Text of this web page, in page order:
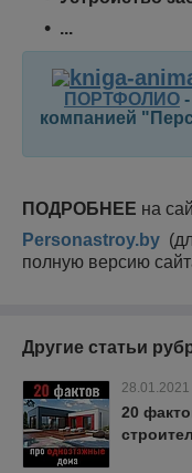
...
ПОРТФОЛИО
компанией
ПОДРОБНЕЕ на
Personastroy.by
полную версию
Другие статьи
28.01.2021
20